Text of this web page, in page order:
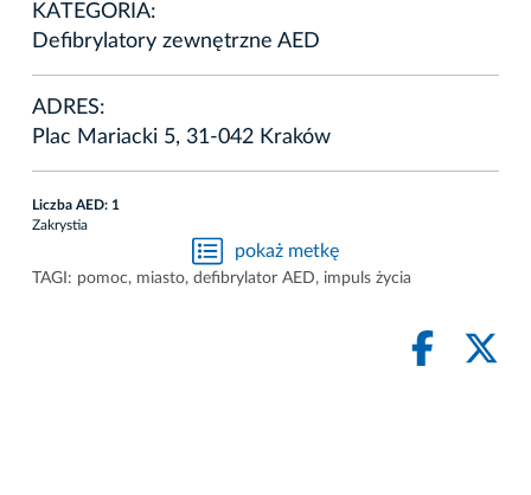
KATEGORIA:
Defibrylatory zewnętrzne AED
ADRES:
Plac Mariacki 5, 31-042 Kraków
Liczba AED: 1
Zakrystia
pokaż metkę
TAGI: pomoc, miasto, defibrylator AED, impuls życia